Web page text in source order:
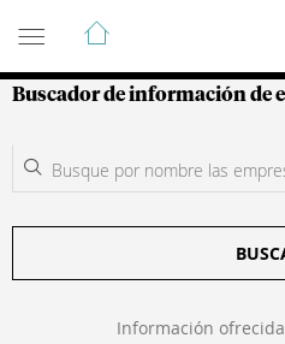
Guía de Empresas
Buscador de información de
Información